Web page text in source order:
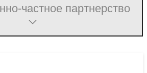
частное партнерство